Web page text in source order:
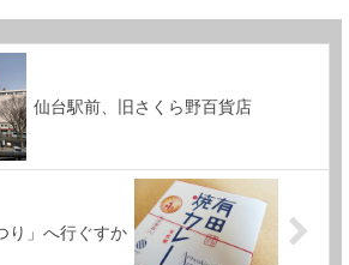
仙台駅前、旧さくら野百貨店
り」へ行ぐすか